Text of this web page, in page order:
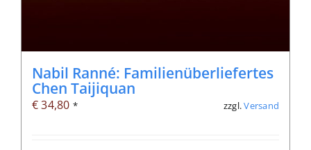
Nabil Ranné: Familienüberliefertes
Chen Taijiquan
€34,80 * zzgl.Versand